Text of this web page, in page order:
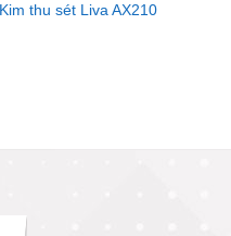
Kim thu sét Liva AX210